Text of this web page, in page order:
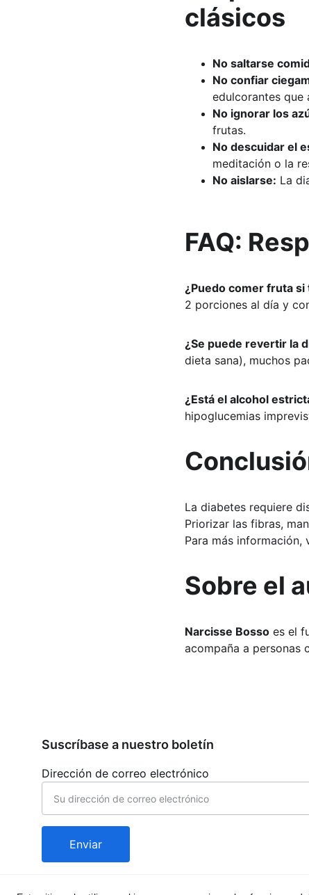
clásicos
No saltarse
No confiar
edulcorantes que
No ignorar los
frutas.
No descuidar el
meditación o la
No aislarse: La
FAQ:
¿Puedo comer fruta
2 porciones al día y
¿Se puede revertir la
dieta sana), muchos
¿Está el alcohol
hipoglucemias
La diabetes requiere
Priorizar las fibras,
Para más información,
Sobre el
Narcisse Bosso es el
acompaña a personas
Dirección de correo electrónico
Enviar
Suscríbase a nuestro boletín